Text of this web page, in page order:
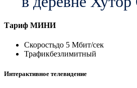
Тариф МИНИ
Скоростьдо 5 Мбит/сек
Трафикбезлимитный
Интерактивное телевидение